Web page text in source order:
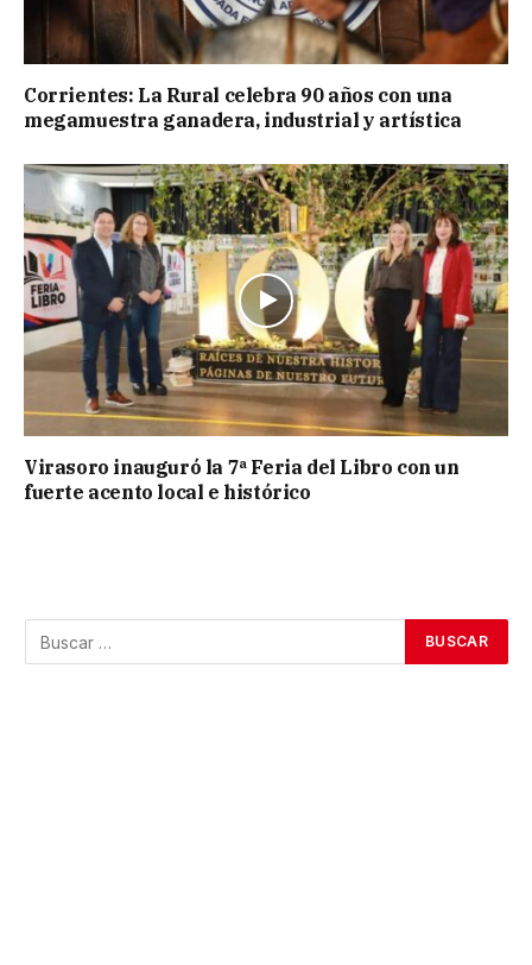
Corrientes: La Rural celebra 90 años con una
megamuestra ganadera, industrial y artística
Virasoro inauguró la 7ª Feria del Libro con un
fuerte acento local e histórico